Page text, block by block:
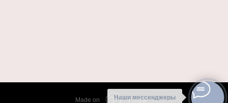
Наши мессенджеры
Made on Tilda